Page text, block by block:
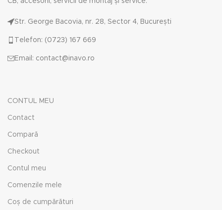
Str. George Bacovia, nr. 28, Sector 4, București
Telefon: (0723) 167 669
Email: contact@inavo.ro
CONTUL MEU
Contact
Compară
Checkout
Contul meu
Comenzile mele
Coș de cumpărături